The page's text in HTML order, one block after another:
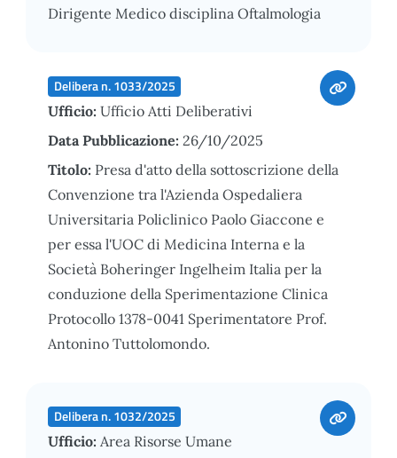
Dirigente Medico disciplina Oftalmologia
Delibera n. 1033/2025
Ufficio: Ufficio Atti Deliberativi
Data Pubblicazione: 26/10/2025
Titolo: Presa d'atto della sottoscrizione della
Convenzione tra l'Azienda Ospedaliera
Universitaria Policlinico Paolo Giaccone e
per essa l'UOC di Medicina Interna e la
Società Boheringer Ingelheim Italia per la
conduzione della Sperimentazione Clinica
Protocollo 1378-0041 Sperimentatore Prof.
Antonino Tuttolomondo.
Delibera n. 1032/2025
Ufficio: Area Risorse Umane